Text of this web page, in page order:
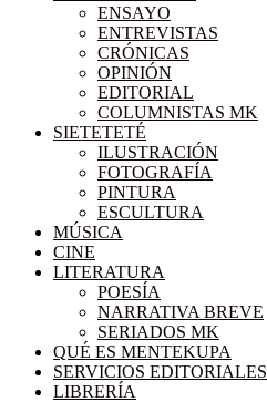
ENSAYO
ENTREVISTAS
CRÓNICAS
OPINIÓN
EDITORIAL
COLUMNISTAS MK
SIETETETÉ
ILUSTRACIÓN
FOTOGRAFÍA
PINTURA
ESCULTURA
MÚSICA
CINE
LITERATURA
POESÍA
NARRATIVA BREVE
SERIADOS MK
QUÉ ES MENTEKUPA
SERVICIOS EDITORIALES
LIBRERÍA